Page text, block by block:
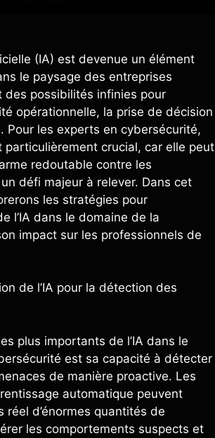
(IA) est devenue un élément
le paysage des entreprises
des possibilités infinies pour
opérationnelle, la prise de décision
Pour les experts en cybersécurité,
particulièrement crucial, car elle peut
redoutable contre les
défi majeur à relever. Dans cet
les stratégies pour
l’IA dans le domaine de la
impact sur les professionnels de
de l’IA pour la détection des
plus importants de l’IA dans le
est sa capacité à détecter
de manière proactive. Les
automatique peuvent
réel d’énormes quantités de
les comportements suspects et